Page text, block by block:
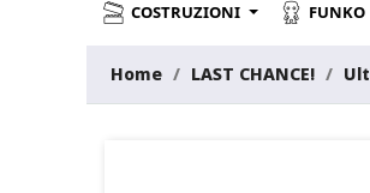
COSTRUZIONI FUNKO
Home LAST CHANCE!